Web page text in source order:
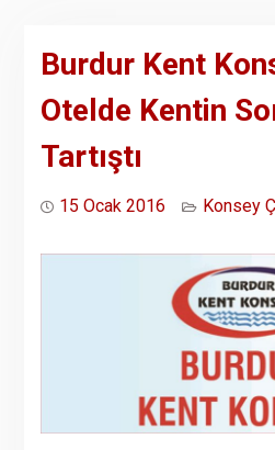
Burdur Kent
Otelde Kentin
Tartıştı
15 Ocak 2016 Konsey